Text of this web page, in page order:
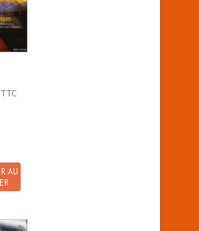
TTC
AU